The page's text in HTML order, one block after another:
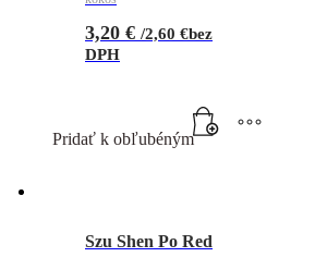
3,20 € /2,60 €bez
DPH
Pridať k obľubéným
Szu Shen Po Red